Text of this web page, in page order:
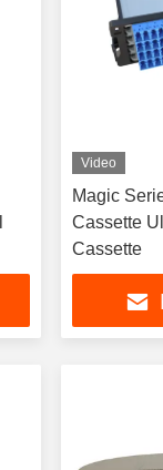
Video
Magic
Cassette
Cassette